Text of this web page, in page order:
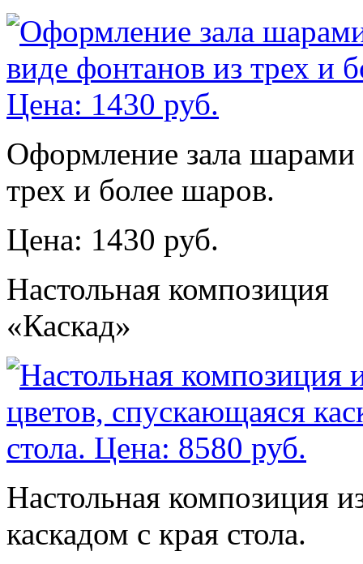
Оформление зала шарами
трех и более шаров.
Цена: 1430 руб.
Настольная композиция
«Каскад»
Настольная композиция
каскадом с края стола.